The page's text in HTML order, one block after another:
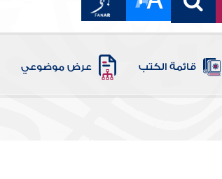
قائمة الكتب عرض موضوعي